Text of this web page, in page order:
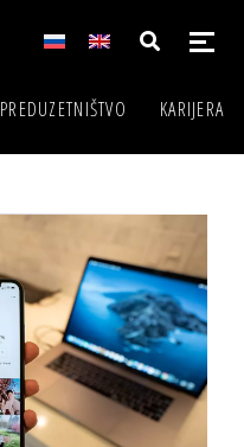
PREDUZETNIŠTVO KARIJERA